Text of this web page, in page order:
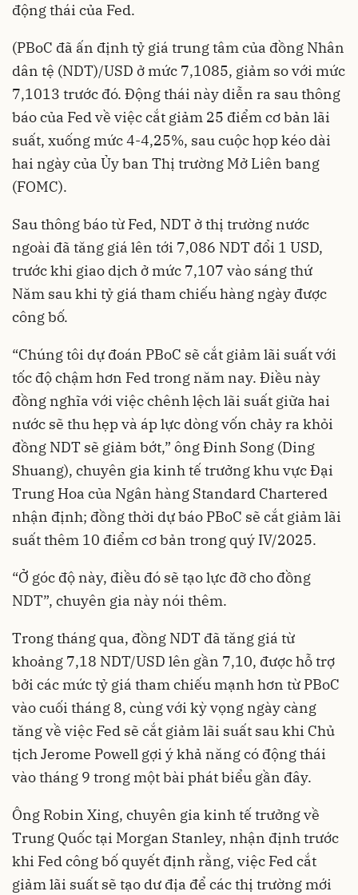
động thái của Fed.
(PBoC đã ấn định tỷ giá trung tâm của đồng Nhân
dân tệ (NDT)/USD ở mức 7,1085, giảm so với mức
7,1013 trước đó. Động thái này diễn ra sau thông
báo của Fed về việc cắt giảm 25 điểm cơ bản lãi
suất, xuống mức 4-4,25%, sau cuộc họp kéo dài
hai ngày của Ủy ban Thị trường Mở Liên bang
(FOMC).
Sau thông báo từ Fed, NDT ở thị trường nước
ngoài đã tăng giá lên tới 7,086 NDT đổi 1 USD,
trước khi giao dịch ở mức 7,107 vào sáng thứ
Năm sau khi tỷ giá tham chiếu hàng ngày được
công bố.
“Chúng tôi dự đoán PBoC sẽ cắt giảm lãi suất với
tốc độ chậm hơn Fed trong năm nay. Điều này
đồng nghĩa với việc chênh lệch lãi suất giữa hai
nước sẽ thu hẹp và áp lực dòng vốn chảy ra khỏi
đồng NDT sẽ giảm bớt,” ông Đinh Song (Ding
Shuang), chuyên gia kinh tế trưởng khu vực Đại
Trung Hoa của Ngân hàng Standard Chartered
nhận định; đồng thời dự báo PBoC sẽ cắt giảm lãi
suất thêm 10 điểm cơ bản trong quý IV/2025.
“Ở góc độ này, điều đó sẽ tạo lực đỡ cho đồng
NDT”, chuyên gia này nói thêm.
Trong tháng qua, đồng NDT đã tăng giá từ
khoảng 7,18 NDT/USD lên gần 7,10, được hỗ trợ
bởi các mức tỷ giá tham chiếu mạnh hơn từ PBoC
vào cuối tháng 8, cùng với kỳ vọng ngày càng
tăng về việc Fed sẽ cắt giảm lãi suất sau khi Chủ
tịch Jerome Powell gợi ý khả năng có động thái
vào tháng 9 trong một bài phát biểu gần đây.
Ông Robin Xing, chuyên gia kinh tế trưởng về
Trung Quốc tại Morgan Stanley, nhận định trước
khi Fed công bố quyết định rằng, việc Fed cắt
giảm lãi suất sẽ tạo dư địa để các thị trường mới